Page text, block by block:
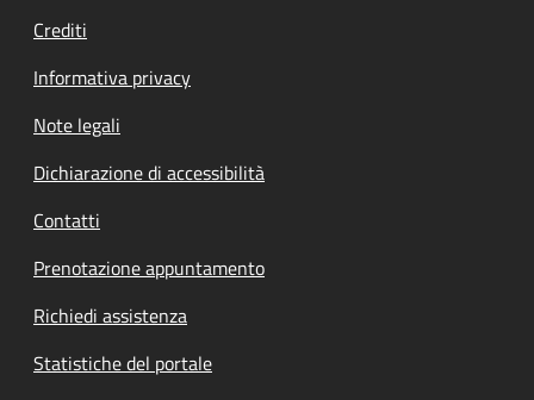
Crediti
Informativa privacy
Note legali
Dichiarazione di accessibilità
Contatti
Prenotazione appuntamento
Richiedi assistenza
Statistiche del portale